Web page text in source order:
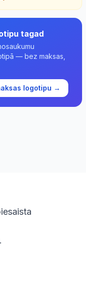
tagad
— bez maksas,
logotipu →